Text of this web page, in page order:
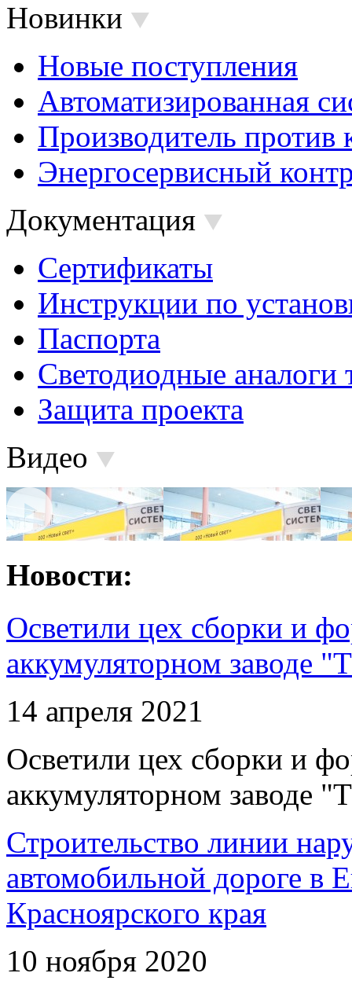
Новинки
Новые поступления
Автоматизированная
Производитель против
Энергосервисный
Документация
Сертификаты
Инструкции по
Паспорта
Светодиодные аналоги
Защита проекта
Видео
Новости:
Осветили цех сборки и
аккумуляторном заводе
14 апреля 2021
Осветили цех сборки и
аккумуляторном заводе
Строительство линии
автомобильной дороге в
Красноярского края
10 ноября 2020